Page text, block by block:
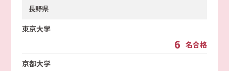
長野県
東京大学
6 名合格
京都大学